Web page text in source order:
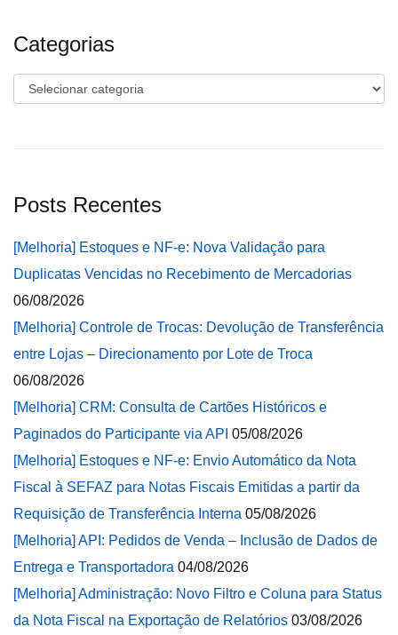
Categorias
Categorias
Posts Recentes
[Melhoria] Estoques e NF-e: Nova Validação para
Duplicatas Vencidas no Recebimento de Mercadorias
06/08/2026
[Melhoria] Controle de Trocas: Devolução de Transferência
entre Lojas – Direcionamento por Lote de Troca
06/08/2026
[Melhoria] CRM: Consulta de Cartões Históricos e
Paginados do Participante via API 05/08/2026
[Melhoria] Estoques e NF-e: Envio Automático da Nota
Fiscal à SEFAZ para Notas Fiscais Emitidas a partir da
Requisição de Transferência Interna 05/08/2026
[Melhoria] API: Pedidos de Venda – Inclusão de Dados de
Entrega e Transportadora 04/08/2026
[Melhoria] Administração: Novo Filtro e Coluna para Status
da Nota Fiscal na Exportação de Relatórios 03/08/2026